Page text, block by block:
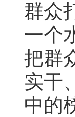
群众
一个
把群
实干
中的